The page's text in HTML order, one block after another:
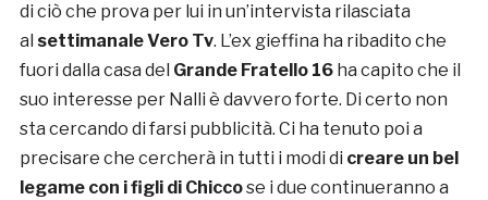
di ciò che prova per lui in un’intervista rilasciata
al settimanale Vero Tv. L’ex gieffina ha ribadito che
fuori dalla casa del Grande Fratello 16 ha capito che il
suo interesse per Nalli è davvero forte. Di certo non
sta cercando di farsi pubblicità. Ci ha tenuto poi a
precisare che cercherà in tutti i modi di creare un bel
legame con i figli di Chiccose i due continueranno a